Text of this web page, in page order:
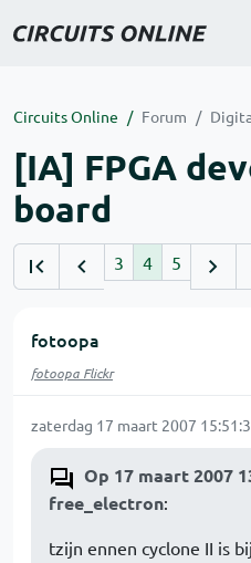
Circuits Online Forum
[IA] FPGA
board
3 4 5
fotoopa
fotoopa Flickr
zaterdag 17 maart 2007
Op 17 maart 2007
free_electron:
tzijn ennen cyclone II is